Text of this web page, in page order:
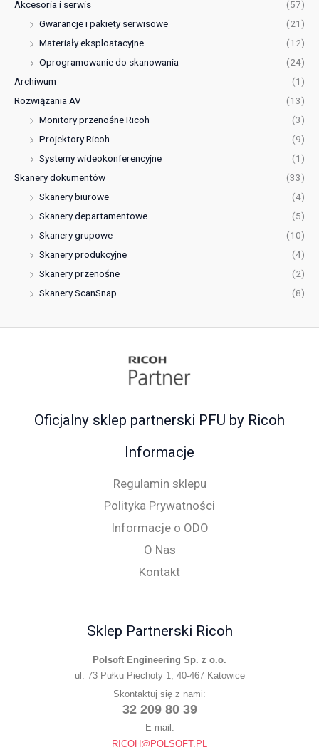
Akcesoria i serwis
(57)
Gwarancje i pakiety serwisowe
(21)
Materiały eksploatacyjne
(12)
Oprogramowanie do skanowania
(24)
Archiwum
(1)
Rozwiązania AV
(13)
Monitory przenośne Ricoh
(3)
Projektory Ricoh
(9)
Systemy wideokonferencyjne
(1)
Skanery dokumentów
(33)
Skanery biurowe
(4)
Skanery departamentowe
(5)
Skanery grupowe
(10)
Skanery produkcyjne
(4)
Skanery przenośne
(2)
Skanery ScanSnap
(8)
Oficjalny sklep partnerski PFU by Ricoh
Informacje
Regulamin sklepu
Polityka Prywatności
Informacje o ODO
O Nas
Kontakt
Sklep Partnerski Ricoh
Polsoft Engineering Sp. z o.o.
ul. 73 Pułku Piechoty 1, 40-467 Katowice
Skontaktuj się z nami:
32 209 80 39
E-mail:
RICOH@POLSOFT.PL